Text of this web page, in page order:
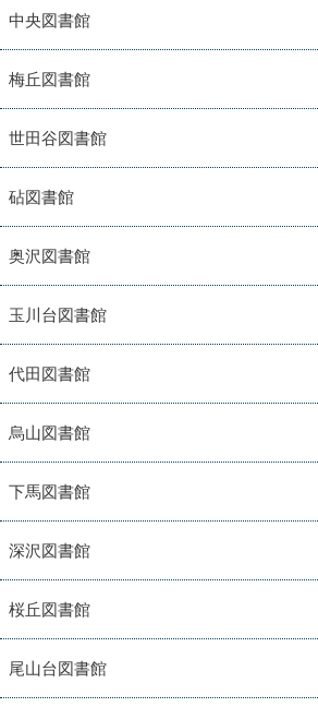
中央図書館
梅丘図書館
世田谷図書館
砧図書館
奥沢図書館
玉川台図書館
代田図書館
烏山図書館
下馬図書館
深沢図書館
桜丘図書館
尾山台図書館